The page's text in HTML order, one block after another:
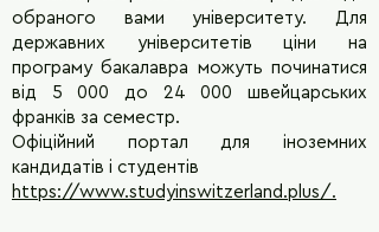
обраного вами університету. Для
державних університетів ціни на
програму бакалавра можуть починатися
від 5 000 до 24 000 швейцарських
франків за семестр.
Офіційний портал для іноземних
кандидатів і студентів
https://www.studyinswitzerland.plus/ .